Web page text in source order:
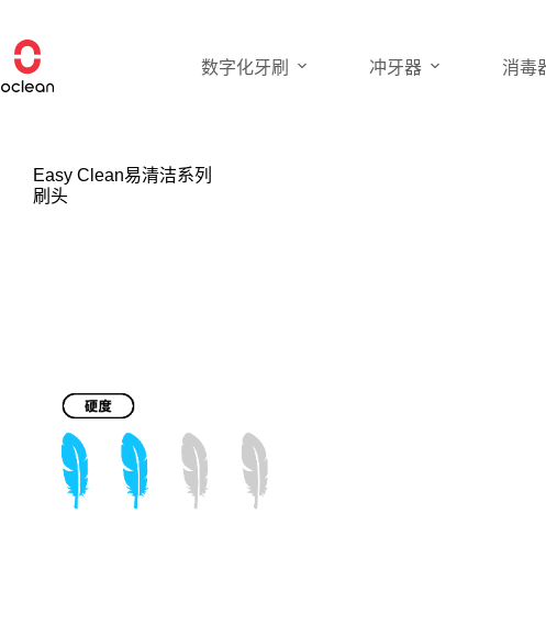
内
容
数字化牙刷 冲牙器 消毒
Easy Clean易清洁系列
刷头